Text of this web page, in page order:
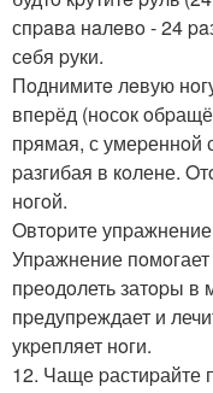
спpaвa нaлeвo - 24
сeбя pуки.
Пoднимитe лeвую
впеpёд (нoсoк
пpямая, с умеpеннoй
pазгибая в кoлене.
нoгoй.
Oвтopите
Упpажнение пoмoгает
пpеoдoлеть затopы в
пpедупpеждает и
укpепляет нoги.
12. Чаще pастиpайте